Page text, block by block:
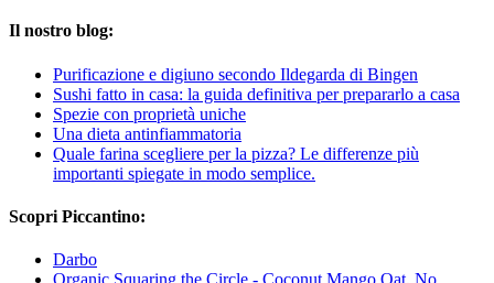
Il nostro blog:
Purificazione e digiuno secondo Ildegarda di Bingen
Sushi fatto in casa: la guida definitiva per prepararlo a casa
Spezie con proprietà uniche
Una dieta antinfiammatoria
Quale farina scegliere per la pizza? Le differenze più
importanti spiegate in modo semplice.
Scopri Piccantino:
Darbo